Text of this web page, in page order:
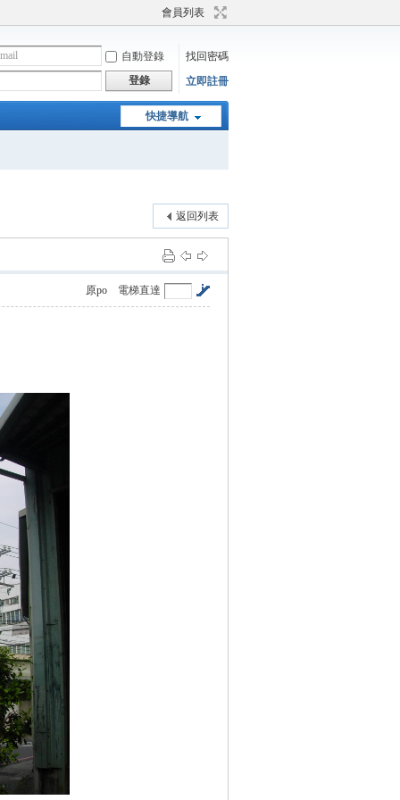
會員列表
自動登錄
找回密碼
登錄 立即註冊
快捷導航
返回列表
電梯直達
原po